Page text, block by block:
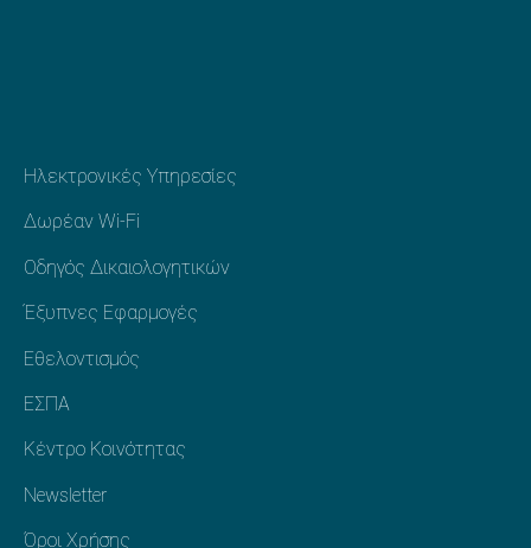
Επόμενο
Ηλεκτρονικές Υπηρεσίες
Δωρέαν Wi-Fi
Οδηγός Δικαιολογητικών
Έξυπνες Εφαρμογές
Εθελοντισμός
ΕΣΠΑ
Κέντρο Κοινότητας
Newsletter
Όροι Χρήσης